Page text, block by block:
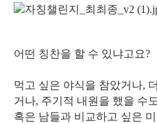
어떤 칭찬을 할 수 있냐고요?
먹고 싶은 야식을 참았거나,
거나, 주기적 내원을 했을 수
혹은 남들과 비교하고 싶은